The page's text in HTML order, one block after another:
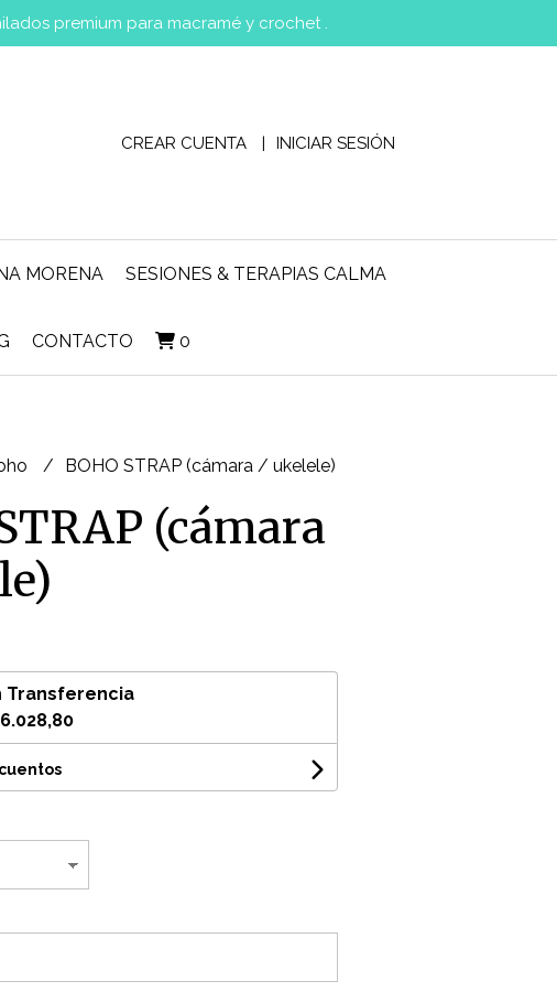
premium para macramé y crochet .
CREAR CUENTA INICIAR SESIÓN
MORENA SESIONES & TERAPIAS CALMA
CONTACTO 0
BOHO STRAP (cámara / ukelele)
(cámara
Transferencia